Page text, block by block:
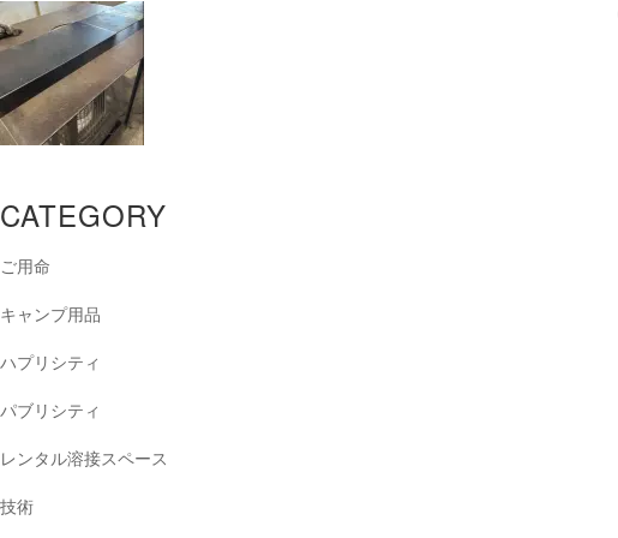
CATEGORY
ご用命
キャンプ用品
ハプリシティ
パブリシティ
レンタル溶接スペース
技術